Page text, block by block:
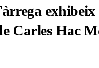
exhibeix
Carles Hac